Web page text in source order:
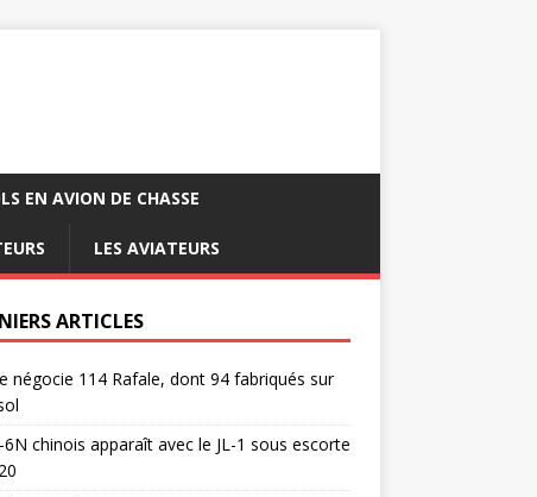
EN AVION DE CHASSE
LES AVIATEURS
ARTICLES
négocie 114 Rafale, dont 94 fabriqués sur
6N chinois apparaît avec le JL-1 sous escorte